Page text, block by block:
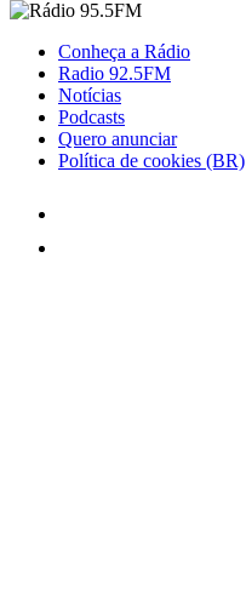
Conheça a Rádio
Radio 92.5FM
Notícias
Podcasts
Quero anunciar
Política de cookies (BR)